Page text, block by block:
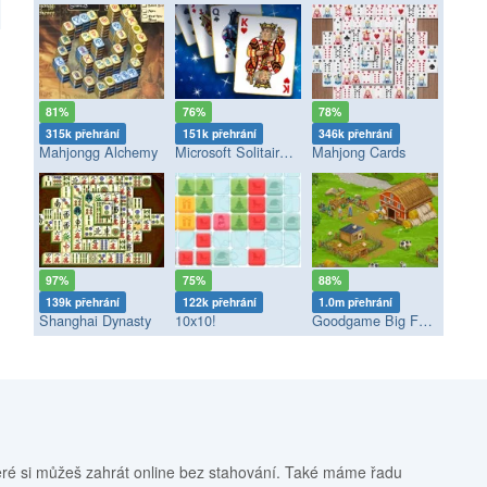
81%
315k přehrání
Mahjongg Alchemy
76%
151k přehrání
Microsoft Solitaire Collection
78%
346k přehrání
Mahjong Cards
97%
139k přehrání
Shanghai Dynasty
75%
122k přehrání
10x10!
88%
1.0m přehrání
Goodgame Big Farm
si můžeš zahrát online bez stahování. Také máme řadu